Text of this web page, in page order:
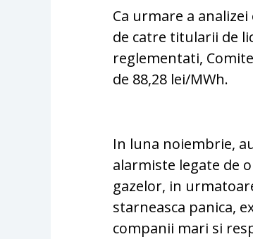
Ca urmare a
de catre titularii de
reglementati,
de 88,28 lei/MWh.
In luna noiembrie,
alarmiste legate de
gazelor, in
starneasca panica,
companii mari si